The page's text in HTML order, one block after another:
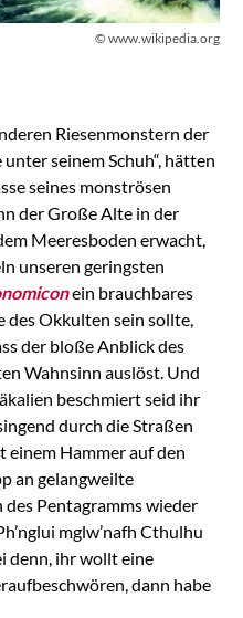
© www.wikipedia.org
Riesenmonstern der
seinem Schuh“, hätten
seines monströsen
der Große Alte in der
Meeresboden erwacht,
unseren geringsten
ein brauchbares
des Okkulten sein sollte,
der bloße Anblick des
Wahnsinn auslöst. Und
beschmiert seid ihr
durch die Straßen
einem Hammer auf den
an gelangweilte
des Pentagramms wieder
mglw’nafh Cthulhu
denn, ihr wollt eine
dann habe